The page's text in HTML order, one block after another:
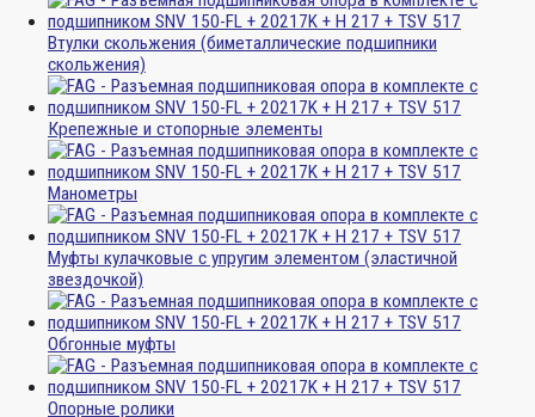
Втулки скольжения (биметаллические подшипники
скольжения)
Крепежные и стопорные элементы
Манометры
Муфты кулачковые с упругим элементом (эластичной
звездочкой)
Обгонные муфты
Опорные ролики